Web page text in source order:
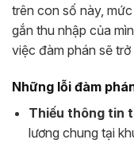
trên con số này,
gắn thu nhập của
việc đàm phán sẽ
Những lỗi đàm
Thiếu thông tin
lương chung tại